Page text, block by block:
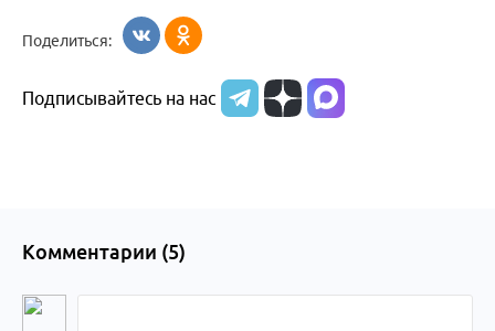
Алтайский
край
Поделиться:
Подписывайтесь на нас
Комментарии (5)